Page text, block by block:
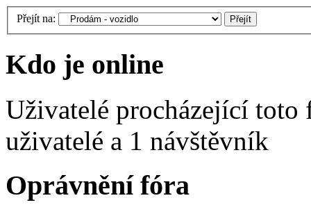
Přejít na:
Kdo je online
Uživatelé procházející
uživatelé a 1 návštěvník
Oprávnění fóra